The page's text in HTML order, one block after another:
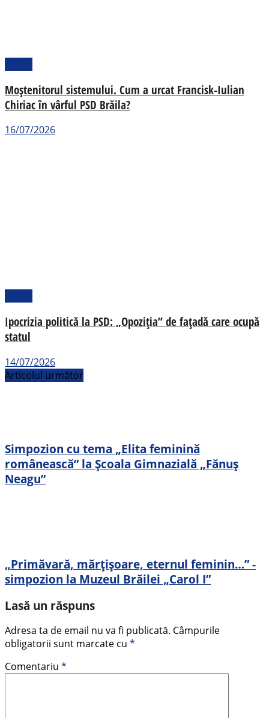
Moștenitorul sistemului. Cum a urcat Francisk-Iulian
Chiriac în vârful PSD Brăila?
16/07/2026
Ipocrizia politică la PSD: „Opoziția” de fațadă care ocupă
statul
14/07/2026
Articolul următor
Simpozion cu tema „Elita feminină
românească” la Școala Gimnazială „Fănuș
Neagu”
„Primăvară, mărțișoare, eternul feminin…” -
simpozion la Muzeul Brăilei „Carol I”
Lasă un răspuns
Adresa ta de email nu va fi publicată. Câmpurile
obligatorii sunt marcate cu *
Comentariu *